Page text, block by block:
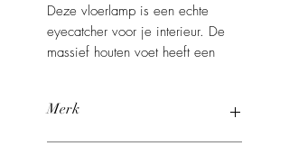
Deze vloerlamp is een echte
eyecatcher voor je interieur. De
massief houten voet heeft een
Merk